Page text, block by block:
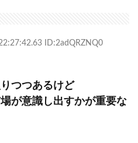
ID:2adQRZNQ0
つつあるけど
が意識し出すかが重要な